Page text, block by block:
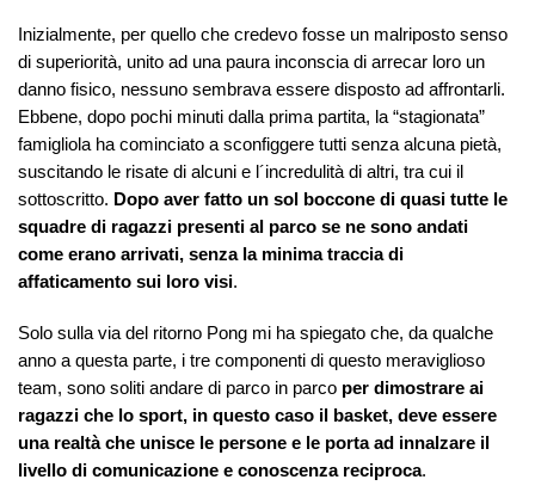
Inizialmente, per quello che credevo fosse un malriposto senso
di superiorità, unito ad una paura inconscia di arrecar loro un
danno fisico, nessuno sembrava essere disposto ad affrontarli.
Ebbene, dopo pochi minuti dalla prima partita, la “stagionata”
famigliola ha cominciato a sconfiggere tutti senza alcuna pietà,
suscitando le risate di alcuni e l´incredulità di altri, tra cui il
sottoscritto. Dopo aver fatto un sol boccone di quasi tutte le
squadre di ragazzi presenti al parco se ne sono andati
come erano arrivati, senza la minima traccia di
affaticamento sui loro visi.
Solo sulla via del ritorno Pong mi ha spiegato che, da qualche
anno a questa parte, i tre componenti di questo meraviglioso
team, sono soliti andare di parco in parco per dimostrare ai
ragazzi che lo sport, in questo caso il basket, deve essere
una realtà che unisce le persone e le porta ad innalzare il
livello di comunicazione e conoscenza reciproca.